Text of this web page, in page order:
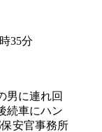
35分
男に連れ回
続車にハン
安官事務所